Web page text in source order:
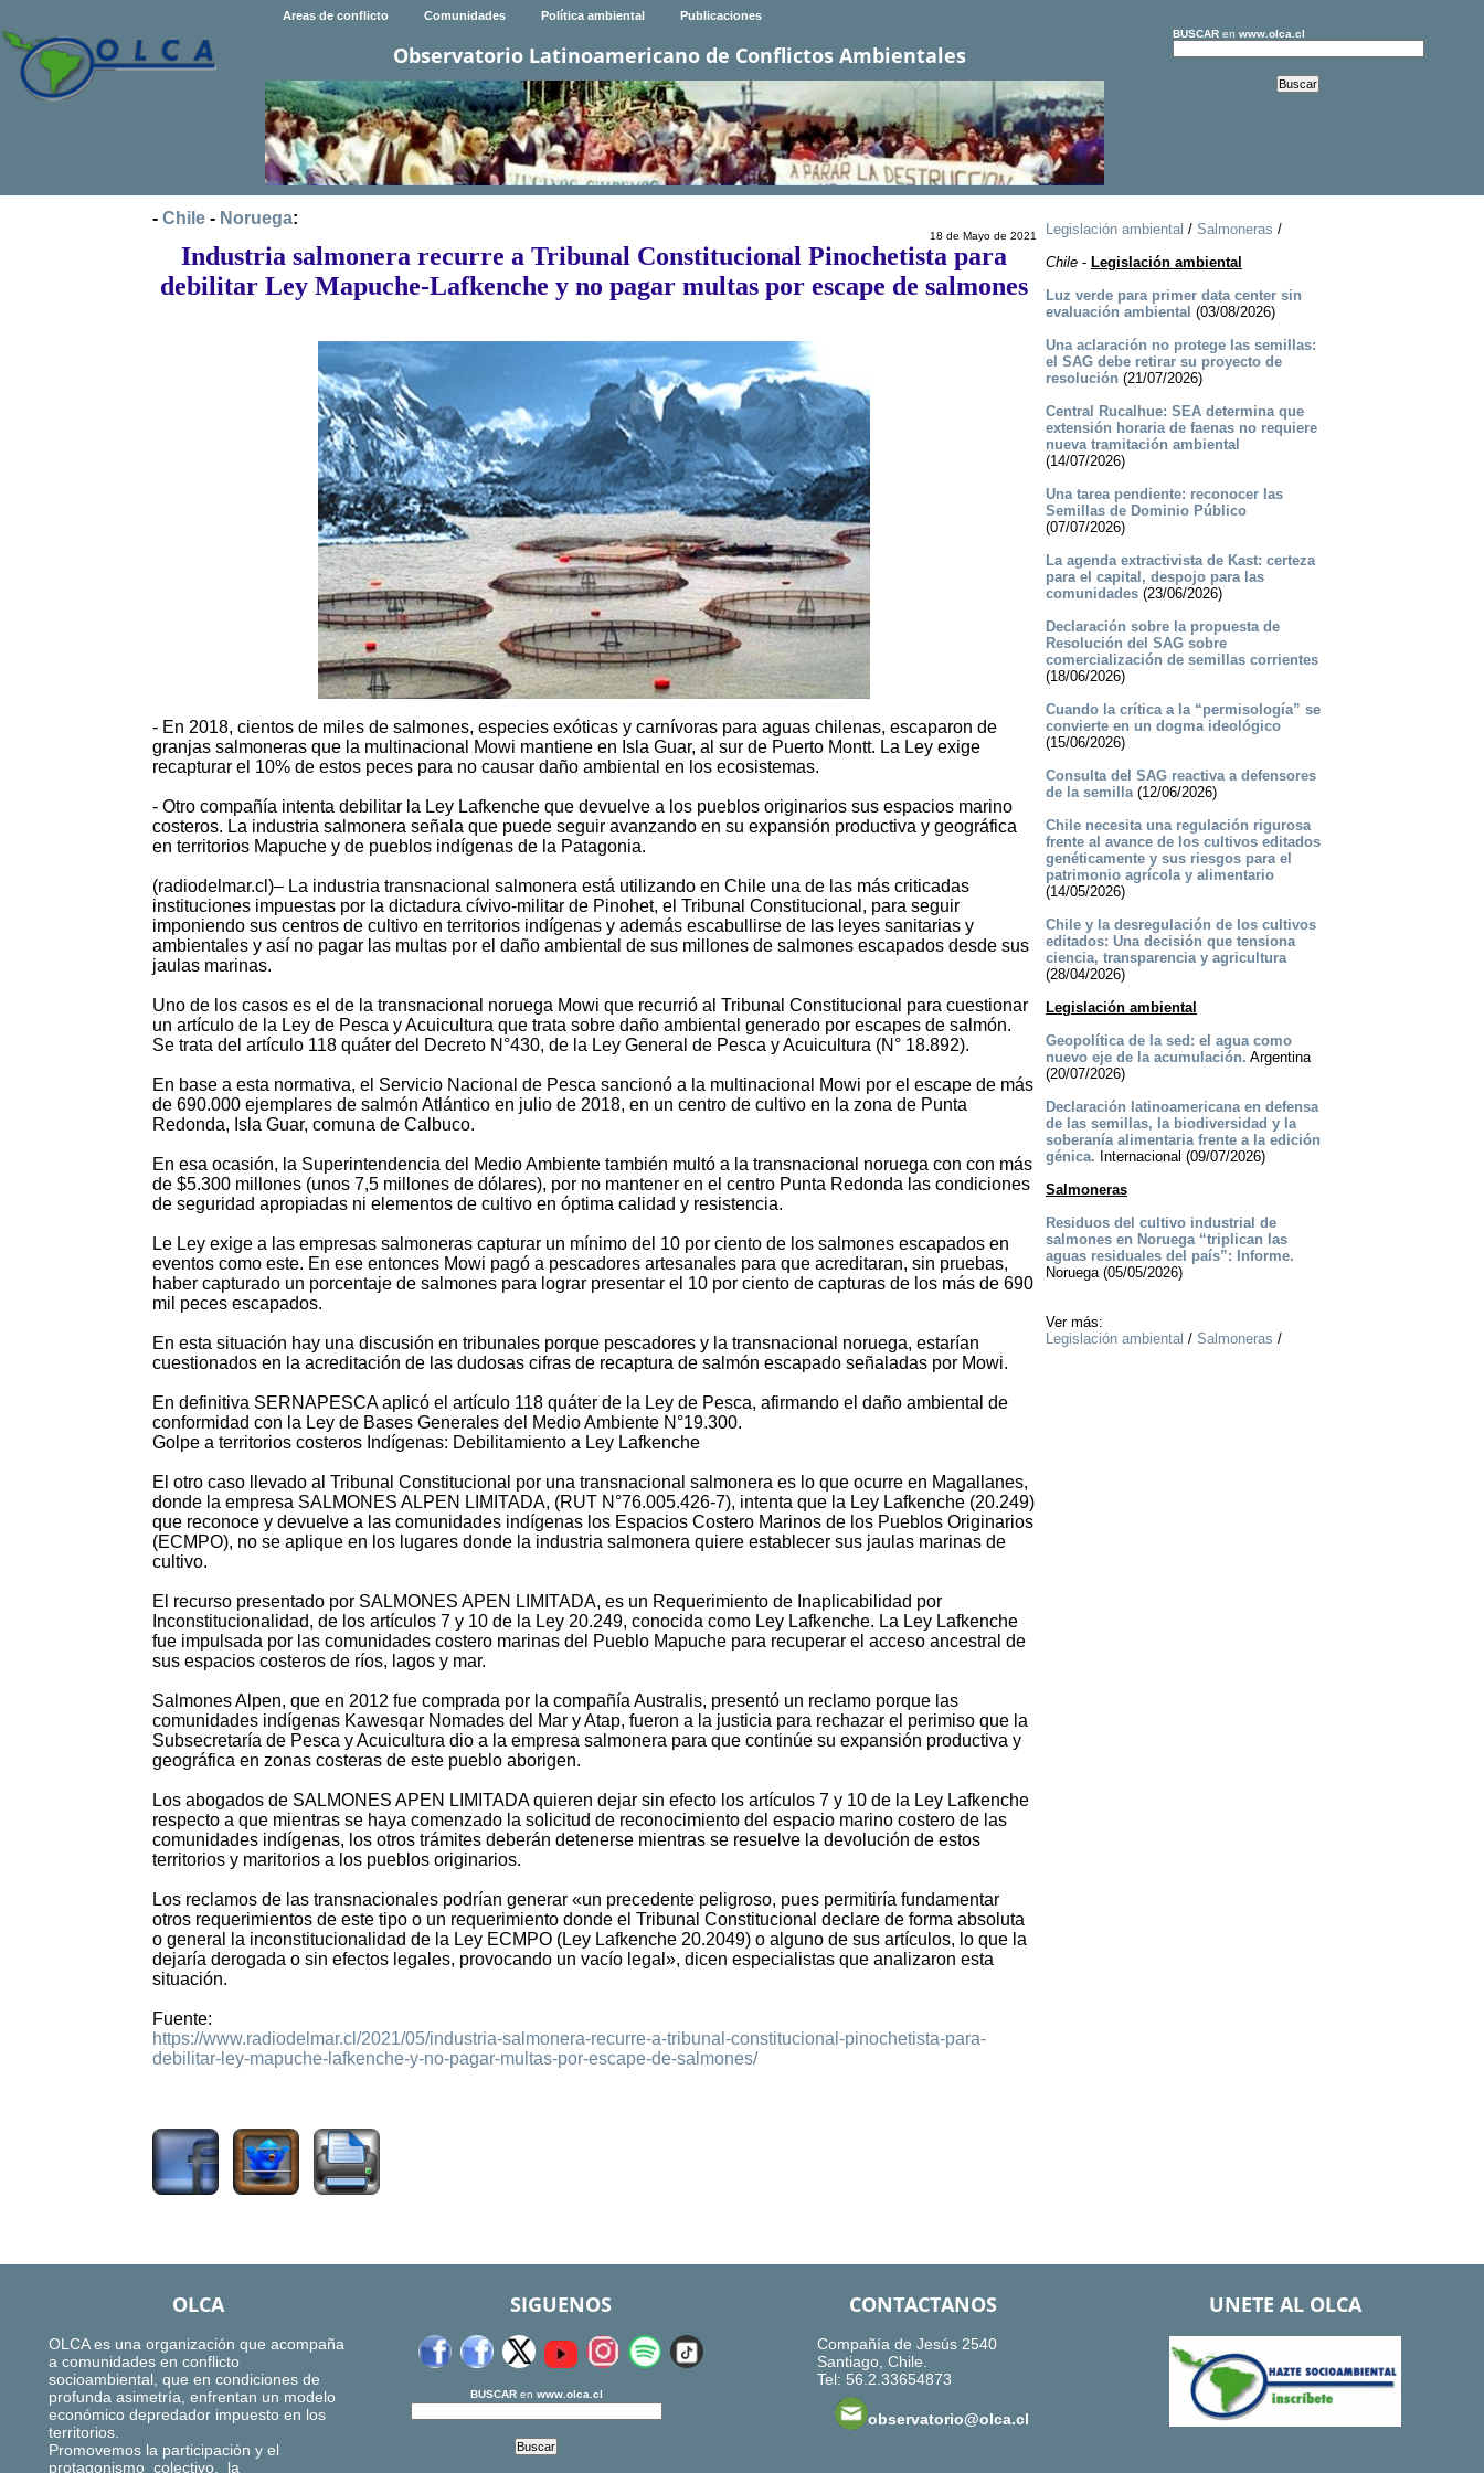
Areas de conflicto Comunidades Política ambiental Publicaciones
Observatorio Latinoamericano de Conflictos Ambientales
BUSCARen www.olca.cl
- Chile - Noruega:
18 de Mayo de 2021
Industria salmonera recurre a Tribunal Constitucional Pinochetista para
debilitar Ley Mapuche-Lafkenche y no pagar multas por escape de salmones
- En 2018, cientos de miles de salmones, especies exóticas y carnívoras para aguas chilenas, escaparon de
granjas salmoneras que la multinacional Mowi mantiene en Isla Guar, al sur de Puerto Montt. La Ley exige
recapturar el 10% de estos peces para no causar daño ambiental en los ecosistemas.
- Otro compañía intenta debilitar la Ley Lafkenche que devuelve a los pueblos originarios sus espacios marino
costeros. La industria salmonera señala que puede seguir avanzando en su expansión productiva y geográfica
en territorios Mapuche y de pueblos indígenas de la Patagonia.
(radiodelmar.cl)– La industria transnacional salmonera está utilizando en Chile una de las más criticadas
instituciones impuestas por la dictadura cívivo-militar de Pinohet, el Tribunal Constitucional, para seguir
imponiendo sus centros de cultivo en territorios indígenas y además escabullirse de las leyes sanitarias y
ambientales y así no pagar las multas por el daño ambiental de sus millones de salmones escapados desde sus
jaulas marinas.
Uno de los casos es el de la transnacional noruega Mowi que recurrió al Tribunal Constitucional para cuestionar
un artículo de la Ley de Pesca y Acuicultura que trata sobre daño ambiental generado por escapes de salmón.
Se trata del artículo 118 quáter del Decreto N°430, de la Ley General de Pesca y Acuicultura (N° 18.892).
En base a esta normativa, el Servicio Nacional de Pesca sancionó a la multinacional Mowi por el escape de más
de 690.000 ejemplares de salmón Atlántico en julio de 2018, en un centro de cultivo en la zona de Punta
Redonda, Isla Guar, comuna de Calbuco.
En esa ocasión, la Superintendencia del Medio Ambiente también multó a la transnacional noruega con con más
de $5.300 millones (unos 7,5 millones de dólares), por no mantener en el centro Punta Redonda las condiciones
de seguridad apropiadas ni elementos de cultivo en óptima calidad y resistencia.
Le Ley exige a las empresas salmoneras capturar un mínimo del 10 por ciento de los salmones escapados en
eventos como este. En ese entonces Mowi pagó a pescadores artesanales para que acreditaran, sin pruebas,
haber capturado un porcentaje de salmones para lograr presentar el 10 por ciento de capturas de los más de 690
mil peces escapados.
En esta situación hay una discusión en tribunales porque pescadores y la transnacional noruega, estarían
cuestionados en la acreditación de las dudosas cifras de recaptura de salmón escapado señaladas por Mowi.
En definitiva SERNAPESCA aplicó el artículo 118 quáter de la Ley de Pesca, afirmando el daño ambiental de
conformidad con la Ley de Bases Generales del Medio Ambiente N°19.300.
Golpe a territorios costeros Indígenas: Debilitamiento a Ley Lafkenche
El otro caso llevado al Tribunal Constitucional por una transnacional salmonera es lo que ocurre en Magallanes,
donde la empresa SALMONES ALPEN LIMITADA, (RUT N°76.005.426-7), intenta que la Ley Lafkenche (20.249)
que reconoce y devuelve a las comunidades indígenas los Espacios Costero Marinos de los Pueblos Originarios
(ECMPO), no se aplique en los lugares donde la industria salmonera quiere establecer sus jaulas marinas de
cultivo.
El recurso presentado por SALMONES APEN LIMITADA, es un Requerimiento de Inaplicabilidad por
Inconstitucionalidad, de los artículos 7 y 10 de la Ley 20.249, conocida como Ley Lafkenche. La Ley Lafkenche
fue impulsada por las comunidades costero marinas del Pueblo Mapuche para recuperar el acceso ancestral de
sus espacios costeros de ríos, lagos y mar.
Salmones Alpen, que en 2012 fue comprada por la compañía Australis, presentó un reclamo porque las
comunidades indígenas Kawesqar Nomades del Mar y Atap, fueron a la justicia para rechazar el perimiso que la
Subsecretaría de Pesca y Acuicultura dio a la empresa salmonera para que continúe su expansión productiva y
geográfica en zonas costeras de este pueblo aborigen.
Los abogados de SALMONES APEN LIMITADA quieren dejar sin efecto los artículos 7 y 10 de la Ley Lafkenche
respecto a que mientras se haya comenzado la solicitud de reconocimiento del espacio marino costero de las
comunidades indígenas, los otros trámites deberán detenerse mientras se resuelve la devolución de estos
territorios y maritorios a los pueblos originarios.
Los reclamos de las transnacionales podrían generar «un precedente peligroso, pues permitiría fundamentar
otros requerimientos de este tipo o un requerimiento donde el Tribunal Constitucional declare de forma absoluta
o general la inconstitucionalidad de la Ley ECMPO (Ley Lafkenche 20.2049) o alguno de sus artículos, lo que la
dejaría derogada o sin efectos legales, provocando un vacío legal», dicen especialistas que analizaron esta
situación.
Fuente:
https://www.radiodelmar.cl/2021/05/industria-salmonera-recurre-a-tribunal-constitucional-pinochetista-para-
debilitar-ley-mapuche-lafkenche-y-no-pagar-multas-por-escape-de-salmones/
Legislación ambiental / Salmoneras /
Chile- Legislación ambiental
Luz verde para primer data center sin
evaluación ambiental (03/08/2026)
Una aclaración no protege las semillas:
el SAG debe retirar su proyecto de
resolución (21/07/2026)
Central Rucalhue: SEA determina que
extensión horaria de faenas no requiere
nueva tramitación ambiental
(14/07/2026)
Una tarea pendiente: reconocer las
Semillas de Dominio Público
(07/07/2026)
La agenda extractivista de Kast: certeza
para el capital, despojo para las
comunidades(23/06/2026)
Declaración sobre la propuesta de
Resolución del SAG sobre
comercialización de semillas corrientes
(18/06/2026)
Cuando la crítica a la “permisología” se
convierte en un dogma ideológico
(15/06/2026)
Consulta del SAG reactiva a defensores
de la semilla(12/06/2026)
Chile necesita una regulación rigurosa
frente al avance de los cultivos editados
genéticamente y sus riesgos para el
patrimonio agrícola y alimentario
(14/05/2026)
Chile y la desregulación de los cultivos
editados: Una decisión que tensiona
ciencia, transparencia y agricultura
(28/04/2026)
Legislación ambiental
Geopolítica de la sed: el agua como
nuevo eje de la acumulación. Argentina
(20/07/2026)
Declaración latinoamericana en defensa
de las semillas, la biodiversidad y la
soberanía alimentaria frente a la edición
génica. Internacional (09/07/2026)
Salmoneras
Residuos del cultivo industrial de
salmones en Noruega “triplican las
aguas residuales del país”: Informe.
Noruega (05/05/2026)
Ver más:
Legislación ambiental / Salmoneras /
OLCA
OLCA es una organización que acompaña
a comunidades en conflicto
socioambiental, que en condiciones de
profunda asimetría, enfrentan un modelo
económico depredador impuesto en los
territorios.
Promovemos la participación y el
protagonismo colectivo, la
SIGUENOS
BUSCARen www.olca.cl
CONTACTANOS
Compañía de Jesús 2540
Santiago, Chile.
Tel: 56.2.33654873
observatorio@olca.cl
UNETE AL OLCA